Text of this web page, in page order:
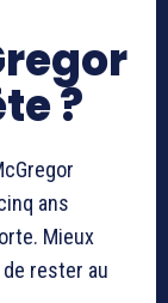
?
ans
Mieux
rester au